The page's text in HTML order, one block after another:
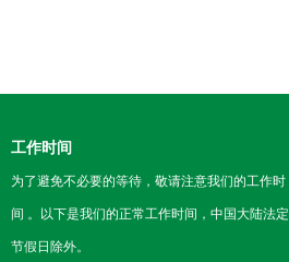
工作时间
为了避免不必要的等待，敬请注意我们的工作时
间 。以下是我们的正常工作时间，中国大陆法定
节假日除外。